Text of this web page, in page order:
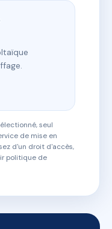
seul
de mise en
d'un droit d'accès,
politique de